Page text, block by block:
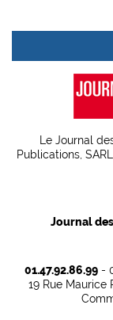
Le Journal
Publications,
Journal
01.47.92.86.99-
19 Rue Maurice